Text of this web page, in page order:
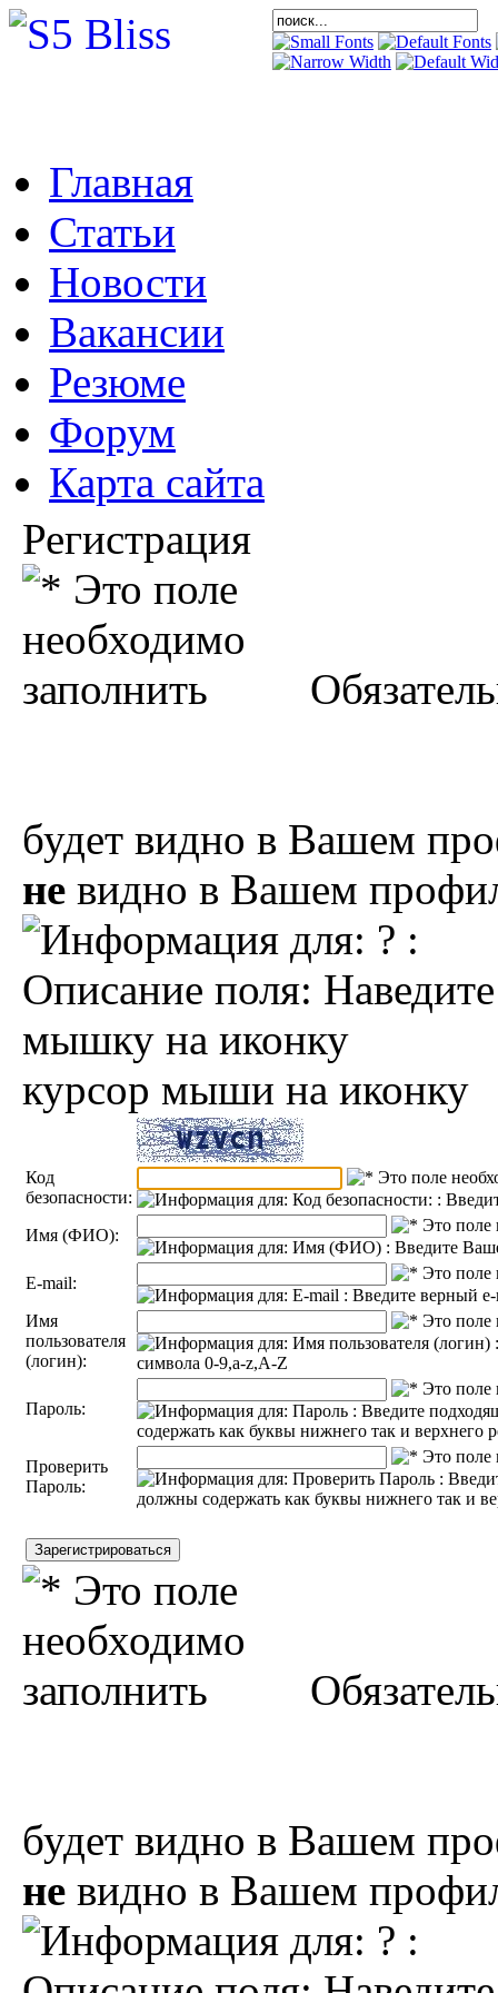
Главная
Статьи
Новости
Вакансии
Резюме
Форум
Карта сайта
Регистрация
будет видно в Вашем
не видно в Вашем
курсор мыши на иконку
Код
безопасности:
Имя (ФИО):
E-mail:
Имя
пользователя
(логин):
Пароль:
Проверить
Пароль:
будет видно в Вашем
не видно в Вашем